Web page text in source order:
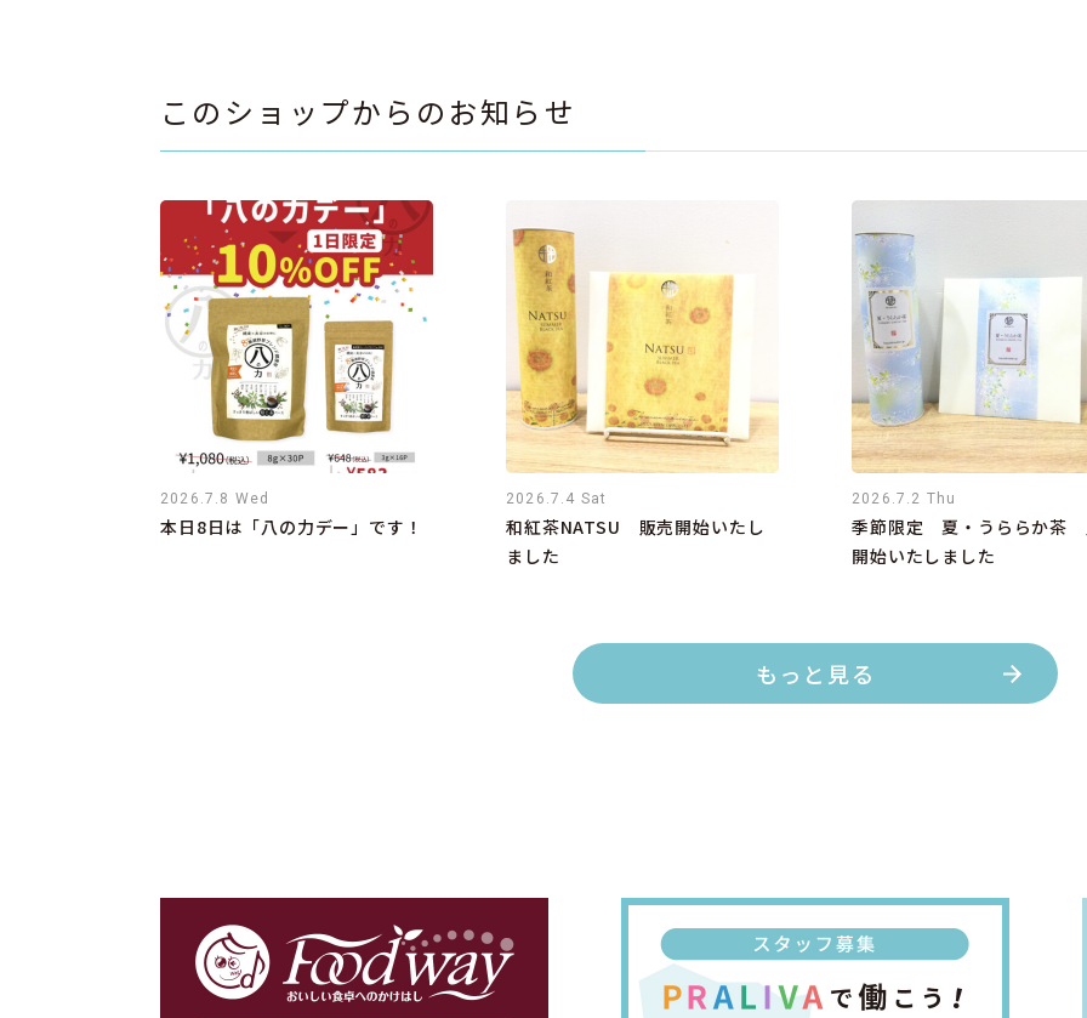
このショップからのお知らせ
2026.7.8 Wed
本日8日は「八の力デー」です！
2026.7.4 Sat
和紅茶NATSU 販売開始いたし
ました
2026.7.2 Thu
季節限定 夏・うららか茶
開始いたしました
もっと見る